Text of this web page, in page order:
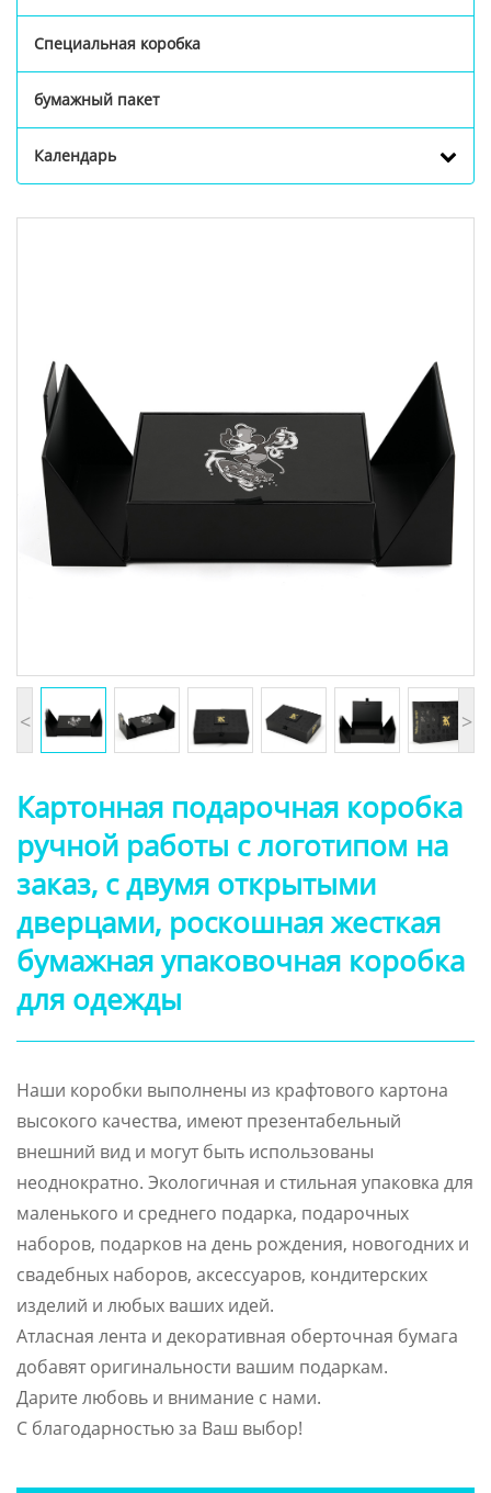
Специальная коробка
бумажный пакет
Календарь
< >
Картонная подарочная коробка
ручной работы с логотипом на
заказ, с двумя открытыми
дверцами, роскошная жесткая
бумажная упаковочная коробка
для одежды
Наши коробки выполнены из крафтового картона
высокого качества, имеют презентабельный
внешний вид и могут быть использованы
неоднократно. Экологичная и стильная упаковка для
маленького и среднего подарка, подарочных
наборов, подарков на день рождения, новогодних и
свадебных наборов, аксессуаров, кондитерских
изделий и любых ваших идей.
Атласная лента и декоративная оберточная бумага
добавят оригинальности вашим подаркам.
Дарите любовь и внимание с нами.
С благодарностью за Ваш выбор!